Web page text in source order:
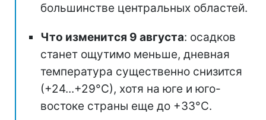
большинстве центральных областей.
Что изменится 9 августа: осадков
станет ощутимо меньше, дневная
температура существенно снизится
(+24...+29°С), хотя на юге и юго-
востоке страны еще до +33°С.